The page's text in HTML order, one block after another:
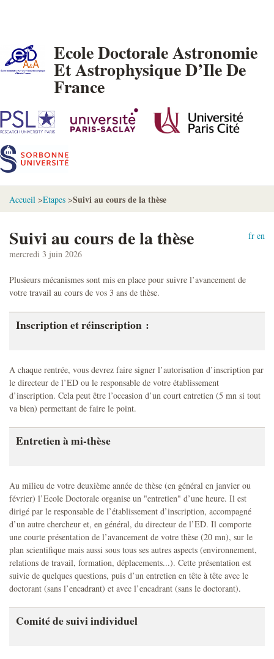
Ecole Doctorale Astronomie
Et Astrophysique D’Ile De
France
Accueil >Etapes >Suivi au cours de la thèse
fr en
Suivi au cours de la thèse
mercredi 3 juin 2026
Plusieurs mécanismes sont mis en place pour suivre l’avancement de
votre travail au cours de vos 3 ans de thèse.
Inscription et réinscription :
A chaque rentrée, vous devrez faire signer l’autorisation d’inscription par
le directeur de l’ED ou le responsable de votre établissement
d’inscription. Cela peut être l’occasion d’un court entretien (5 mn si tout
va bien) permettant de faire le point.
Entretien à mi-thèse
Au milieu de votre deuxième année de thèse (en général en janvier ou
février) l’Ecole Doctorale organise un "entretien" d’une heure. Il est
dirigé par le responsable de l’établissement d’inscription, accompagné
d’un autre chercheur et, en général, du directeur de l’ED. Il comporte
une courte présentation de l’avancement de votre thèse (20 mn), sur le
plan scientifique mais aussi sous tous ses autres aspects (environnement,
relations de travail, formation, déplacements...). Cette présentation est
suivie de quelques questions, puis d’un entretien en tête à tête avec le
doctorant (sans l’encadrant) et avec l’encadrant (sans le doctorant).
Comité de suivi individuel